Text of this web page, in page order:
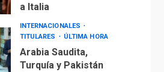
a Italia
INTERNACIONALES
TITULARES
ÚLTIMA HORA
Arabia Saudita,
Turquía y Pakistán